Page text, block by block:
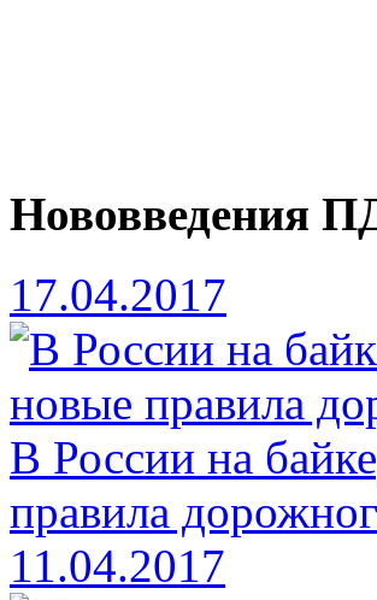
Нововведения
17.04.2017
В России на
правила
11.04.2017